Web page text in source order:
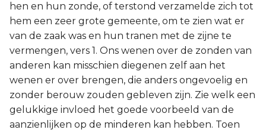
hen en hun zonde, of terstond verzamelde zich tot
hem een zeer grote gemeente, om te zien wat er
van de zaak was en hun tranen met de zijne te
vermengen, vers 1. Ons wenen over de zonden van
anderen kan misschien diegenen zelf aan het
wenen er over brengen, die anders ongevoelig en
zonder berouw zouden gebleven zijn. Zie welk een
gelukkige invloed het goede voorbeeld van de
aanzienlijken op de minderen kan hebben. Toen